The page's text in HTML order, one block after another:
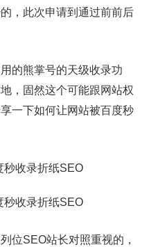
，此次申请到通过前前后
的熊掌号的天级收录功
，固然这个可能跟网站权
一下如何让网站被百度秒
位SEO站长对照重视的，